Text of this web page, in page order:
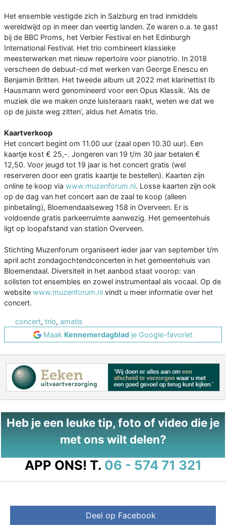
Het ensemble vestigde zich in Salzburg en trad inmiddels
wereldwijd op in meer dan veertig landen. Ze waren o.a. te gast
bij de BBC Proms, het Verbier Festival en het Edinburgh
International Festival. Het trio combineert klassieke
meesterwerken met nieuw repertoire voor pianotrio. In 2018
verscheen de debuut-cd met werken van George Enescu en
Benjamin Britten. Het tweede album uit 2022 met klarinettist Ib
Hausmann werd genomineerd voor een Opus Klassik. ‘Als de
muziek die we maken onze luisteraars raakt, weten we dat we
op de juiste weg zitten’, aldus het Amatis trio.
Kaartverkoop
Het concert begint om 11.00 uur (zaal open 10.30 uur). Een
kaartje kost € 25,-. Jongeren van 19 t/m 30 jaar betalen €
12,50. Voor jeugd tot 19 jaar is het concert gratis (wel
reserveren door een gratis kaartje te bestellen). Kaarten zijn
online te koop via www.muzenforum.nl. Losse kaarten zijn ook
op de dag van het concert aan de zaal te koop (alleen
pinbetaling), Bloemendaalseweg 158 in Overveen. Er is
voldoende gratis parkeerruimte aanwezig. Het gemeentehuis
ligt op loopafstand van station Overveen.
Stichting Muzenforum organiseert ieder jaar van september t/m
april acht zondagochtendconcerten in het gemeentehuis van
Bloemendaal. Diversiteit in het aanbod staat voorop: van
solisten tot ensembles en zowel instrumentaal als vocaal. Op de
website www.muzenforum.nl vindt u meer informatie over het
concert.
concert, trio, amatis
Maak Kennemerdagblad je Google-favoriet
Heb je een leuke tip, foto of video die je
met ons wilt delen?
APP ONS! T. 06 - 574 71 321
Deel op Facebook